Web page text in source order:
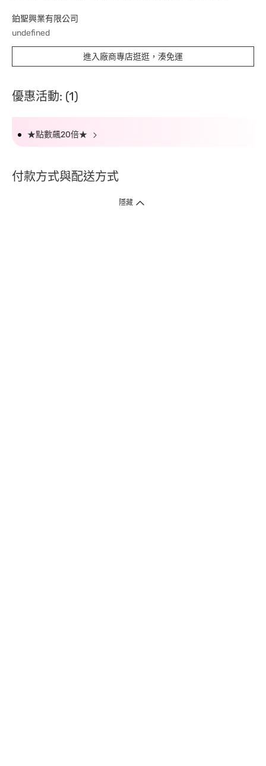
鉑聖興業有限公司
undefined
進入廠商專店逛逛，湊免運
優惠活動: (1)
★點數飆20倍★
付款方式與配送方式
隱藏